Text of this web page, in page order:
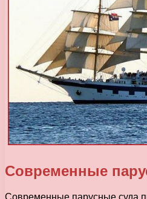
Современные